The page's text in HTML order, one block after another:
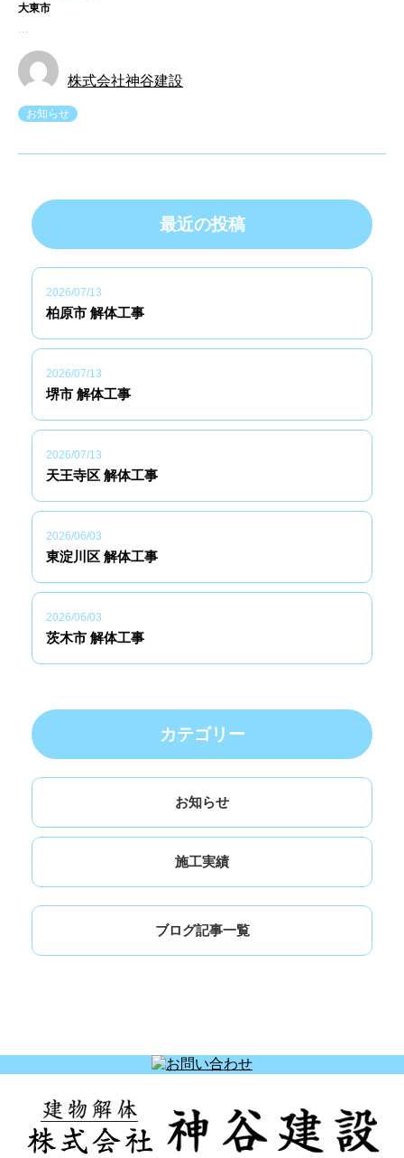
大東市
…
株式会社神谷建設
お知らせ
最近の投稿
2026/07/13
柏原市 解体工事
2026/07/13
堺市 解体工事
2026/07/13
天王寺区 解体工事
2026/06/03
東淀川区 解体工事
2026/06/03
茨木市 解体工事
カテゴリー
お知らせ
施工実績
ブログ記事一覧